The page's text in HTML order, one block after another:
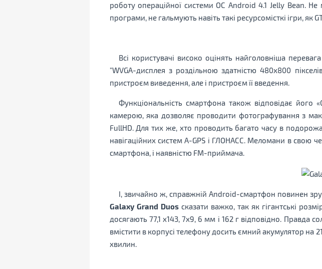
роботу операційної системи OC Android 4.1 Jelly Bean. Не
програми, не гальмують навіть такі ресурсомісткі ігри, як
Всі користувачі високо оцінять найголовніша
"WVGA-дисплея з роздільною здатністю 480х800
пристроєм виведення, але і пристроєм її введення.
Функціональність смартфона також відповідає
камерою, яка дозволяє проводити фотографування з
FullHD. Для тих же, хто проводить багато часу в
навігаційних систем A-GPS і ГЛОНАСС. Меломани в свою
смартфона, і наявністю FM-приймача.
І, звичайно ж, справжній Android-смартфон повинен
Galaxy Grand Duosсказати важко, так як гігантські
досягають 77,1 х143, 7х9, 6 мм і 162 г відповідно. Правда
вмістити в корпусі телефону досить ємний акумулятор на
хвилин.